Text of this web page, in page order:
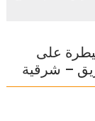
على
– شرقية